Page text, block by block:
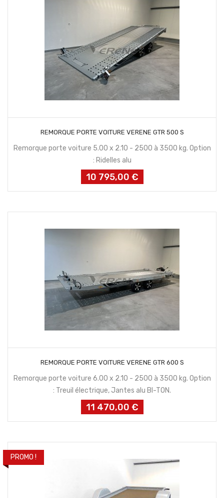
REMORQUE PORTE VOITURE VERENE GTR 500 S
Remorque porte voiture 5.00 x 2.10 - 2500 à 3500 kg. Option
: Ridelles alu
Prix
10 795,00 €
REMORQUE PORTE VOITURE VERENE GTR 600 S
Remorque porte voiture 6.00 x 2.10 - 2500 à 3500 kg. Option
: Treuil électrique, Jantes alu BI-TON.
Prix
11 470,00 €
PROMO !